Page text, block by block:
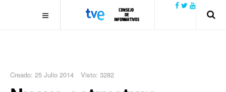
.plain-style .box-contact.box-bg { background: #0445b9
url('../../images/contact.png') 0 0 no-repeat; color: #eaeaea; padding:
Creado: 25 Julio 2014 Visto: 3282